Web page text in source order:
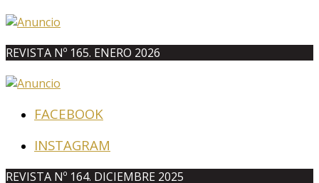
REVISTA Nº 165. ENERO 2026
FACEBOOK
INSTAGRAM
REVISTA Nº 164. DICIEMBRE 2025